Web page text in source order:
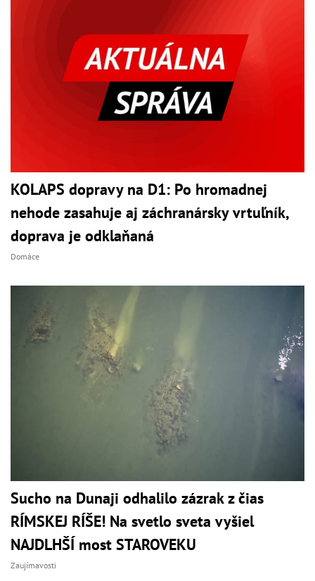
KOLAPS dopravy na D1: Po hromadnej
nehode zasahuje aj záchranársky vrtuľník,
doprava je odklaňaná
Domáce
Sucho na Dunaji odhalilo zázrak z čias
RÍMSKEJ RÍŠE! Na svetlo sveta vyšiel
NAJDLHŠÍ most STAROVEKU
Zaujímavosti